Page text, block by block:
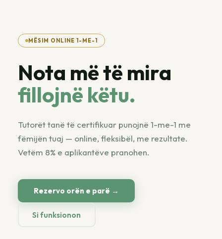
MËSIM ONLINE 1-ME-1
Nota më të mira
fillojnë këtu.
Tutorët tanë të certifikuar punojnë 1-me-1 me
fëmijën tuaj — online, fleksibël, me rezultate.
Vetëm 8% e aplikantëve pranohen.
Rezervo orën e parë →
Si funksionon